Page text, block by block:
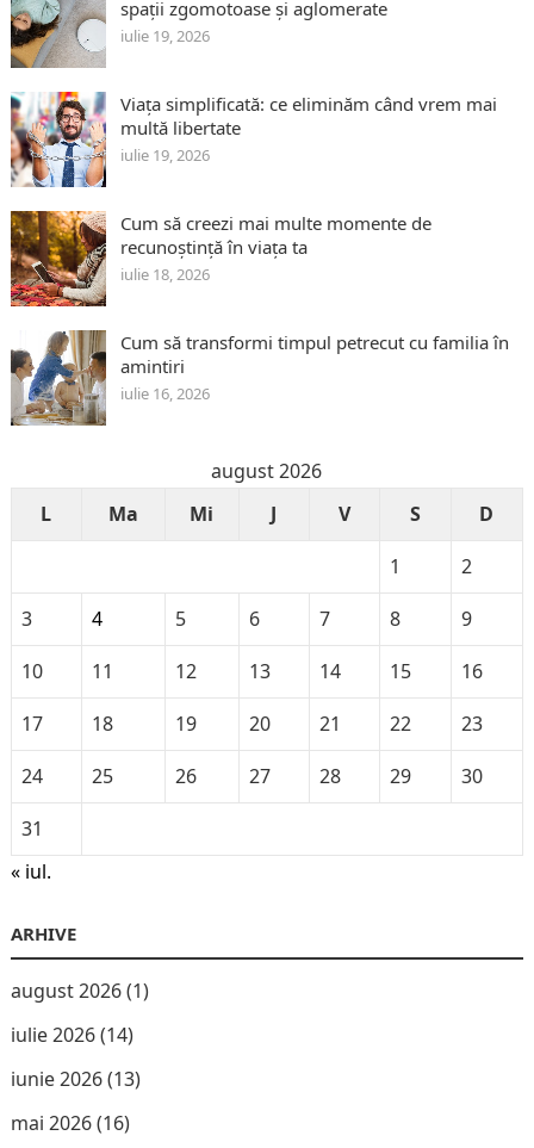
spații zgomotoase și aglomerate
iulie 19, 2026
Viața simplificată: ce eliminăm când vrem mai
multă libertate
iulie 19, 2026
Cum să creezi mai multe momente de
recunoștință în viața ta
iulie 18, 2026
Cum să transformi timpul petrecut cu familia în
amintiri
iulie 16, 2026
august 2026
L
Ma Mi J V S
D
1
2
3
4 5 6 7 8
9
10
11 12 13 14 15
16
17
18 19 20 21 22
23
24
25 26 27 28 29
30
31
« iul.
ARHIVE
august 2026(1)
iulie 2026(14)
iunie 2026(13)
mai 2026(16)